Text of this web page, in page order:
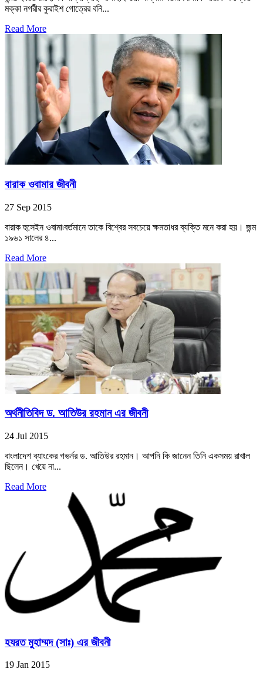
মক্কা নগরীর কুরাইশ গোত্রের বনি...
Read More
বারাক ওবামার জীবনী
27 Sep 2015
বারাক হুসেইন ওবামা৷বর্তমানে তাকে বিশ্বের সবচেয়ে ক্ষমতাধর ব্যক্তি মনে করা হয়। জন্ম
১৯৬১ সালের ৪...
Read More
অর্থনীতিবিদ ড. আতিউর রহমান এর জীবনী
24 Jul 2015
বাংলাদেশ ব্যাংকের গভর্নর ড. আতিউর রহমান। আপনি কি জানেন তিনি একসময় রাখাল
ছিলেন। খেয়ে না...
Read More
হযরত মুহাম্মদ (সাঃ) এর জীবনী
19 Jan 2015